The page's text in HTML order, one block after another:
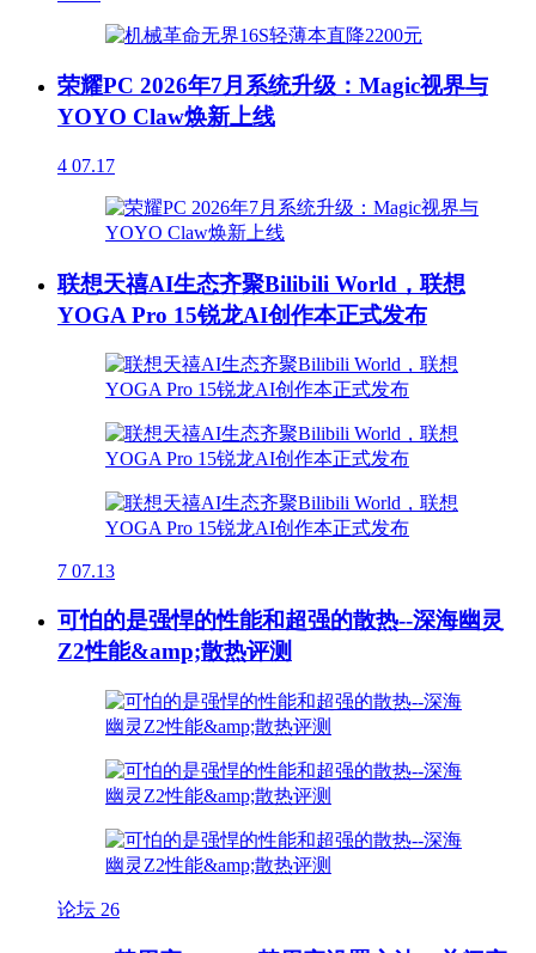
荣耀PC 2026年7月系统升级：Magic视界与
YOYO Claw焕新上线
4 07.17
联想天禧AI生态齐聚Bilibili World，联想
YOGA Pro 15锐龙AI创作本正式发布
7 07.13
可怕的是强悍的性能和超强的散热--深海幽灵
Z2性能&amp;散热评测
论坛 26